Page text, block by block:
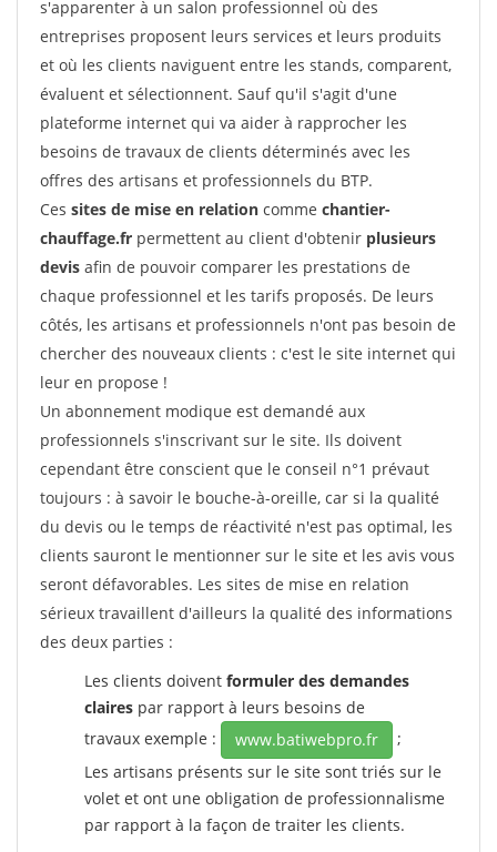
s'apparenter à un salon professionnel où des
entreprises proposent leurs services et leurs produits
et où les clients naviguent entre les stands, comparent,
évaluent et sélectionnent. Sauf qu'il s'agit d'une
plateforme internet qui va aider à rapprocher les
besoins de travaux de clients déterminés avec les
offres des artisans et professionnels du BTP.
Ces sites de mise en relation comme chantier-
chauffage.fr permettent au client d'obtenir plusieurs
devis afin de pouvoir comparer les prestations de
chaque professionnel et les tarifs proposés. De leurs
côtés, les artisans et professionnels n'ont pas besoin de
chercher des nouveaux clients : c'est le site internet qui
leur en propose !
Un abonnement modique est demandé aux
professionnels s'inscrivant sur le site. Ils doivent
cependant être conscient que le conseil n°1 prévaut
toujours : à savoir le bouche-à-oreille, car si la qualité
du devis ou le temps de réactivité n'est pas optimal, les
clients sauront le mentionner sur le site et les avis vous
seront défavorables. Les sites de mise en relation
sérieux travaillent d'ailleurs la qualité des informations
des deux parties :
Les clients doivent formuler des demandes
claires par rapport à leurs besoins de
travaux exemple :
www.batiwebpro.fr
;
Les artisans présents sur le site sont triés sur le
volet et ont une obligation de professionnalisme
par rapport à la façon de traiter les clients.